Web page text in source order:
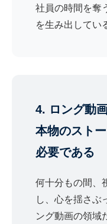
社員の時間を奪
を生み出してい
4. ロング動
本物のスト
必要である
何十分もの間、
し、心を揺さぶ
ング動画の領域